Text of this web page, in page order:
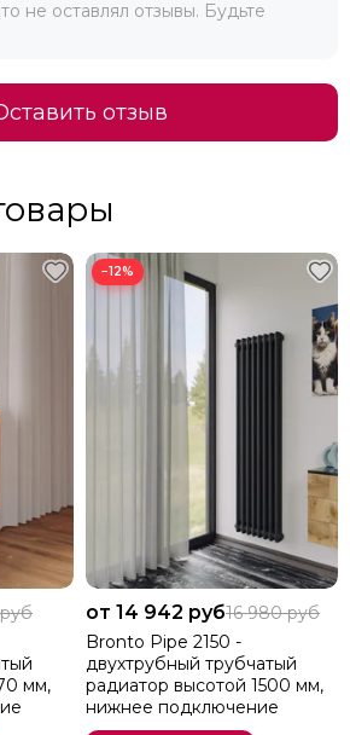
не оставлял отзывы. Будьте
отзыв
мм,
−12%
от 14 942 руб16 980 руб
Bronto Pipe 2150 -
двухтрубный трубчатый
радиатор высотой 1500 мм,
нижнее подключение